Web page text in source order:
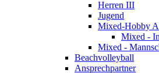
Herren III
Jugend
Mixed-Hobby
Mixed -
Mixed -
Beachvolleyball
Ansprechpartner